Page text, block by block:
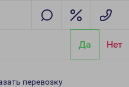
Да Нет
перевозку